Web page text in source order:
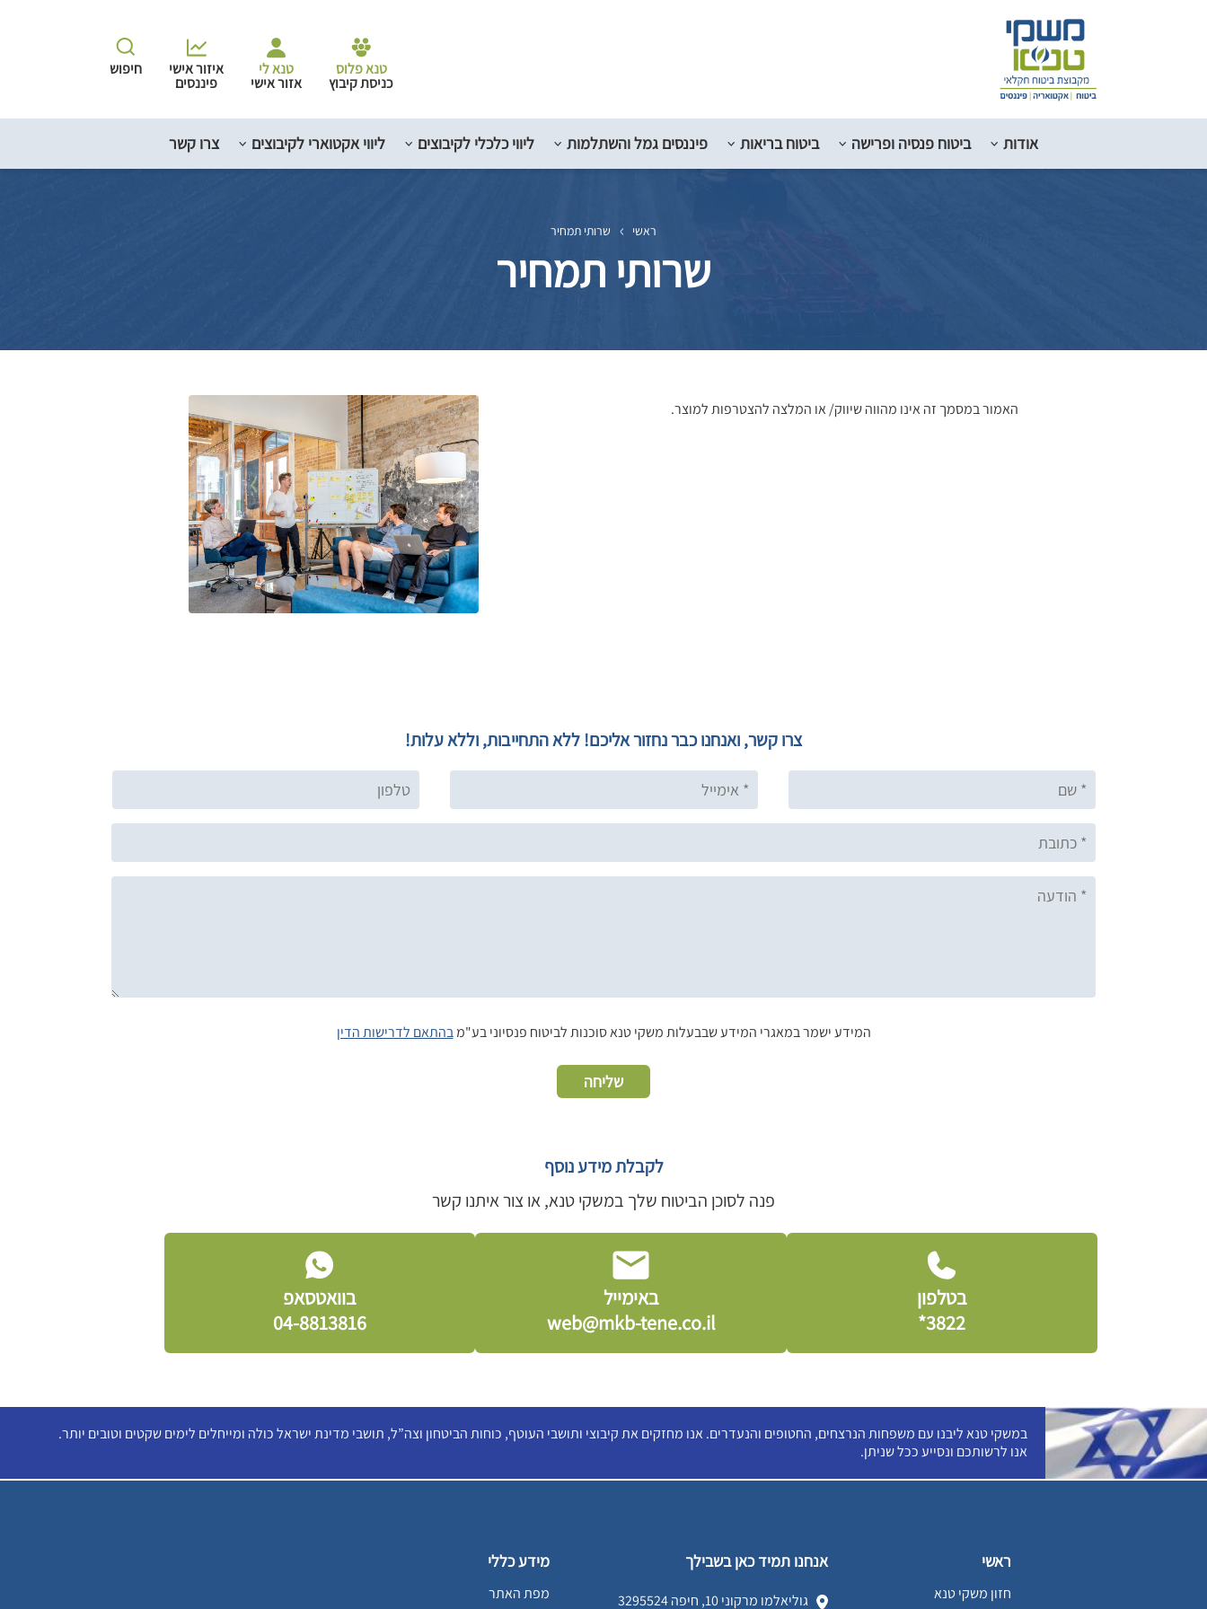
טנא פלוס
כניסת קיבוץ
טנא לי
אזור אישי
איזור אישי
פיננסים
חיפוש
אודות ביטוח פנסיה ופרישה ביטוח בריאות פיננסים גמל והשתלמות ליווי כלכלי לקיבוצים ליווי אקטוארי לקיבוצים צרו קשר
ראשי שרותי תמחיר
שרותי תמחיר
האמור במסמך זה אינו מהווה שיווק/ או המלצה להצטרפות למוצר.
צרו קשר, ואנחנו כבר נחזור אליכם! ללא התחייבות, וללא עלות!
המידע ישמר במאגרי המידע שבבעלות משקי טנא סוכנות לביטוח פנסיוני בע"מבהתאם לדרישות הדין
שליחה
לקבלת מידע נוסף
פנה לסוכן הביטוח שלך במשקי טנא, או צור איתנו קשר
בטלפון
3822*
באימייל
web@mkb-tene.co.il
בוואטסאפ
04-8813816
במשקי טנא ליבנו עם משפחות הנרצחים, החטופים והנעדרים. אנו מחזקים את קיבוצי ותושבי העוטף, כוחות הביטחון וצה”ל, תושבי מדינת ישראל כולה ומייחלים לימים שקטים וטובים יותר.
אנו לרשותכם ונסייע ככל שניתן.
ראשי
חזון משקי טנא
אנחנו תמיד כאן בשבילך
גוליאלמו מרקוני 10, חיפה 3295524
מידע כללי
מפת האתר